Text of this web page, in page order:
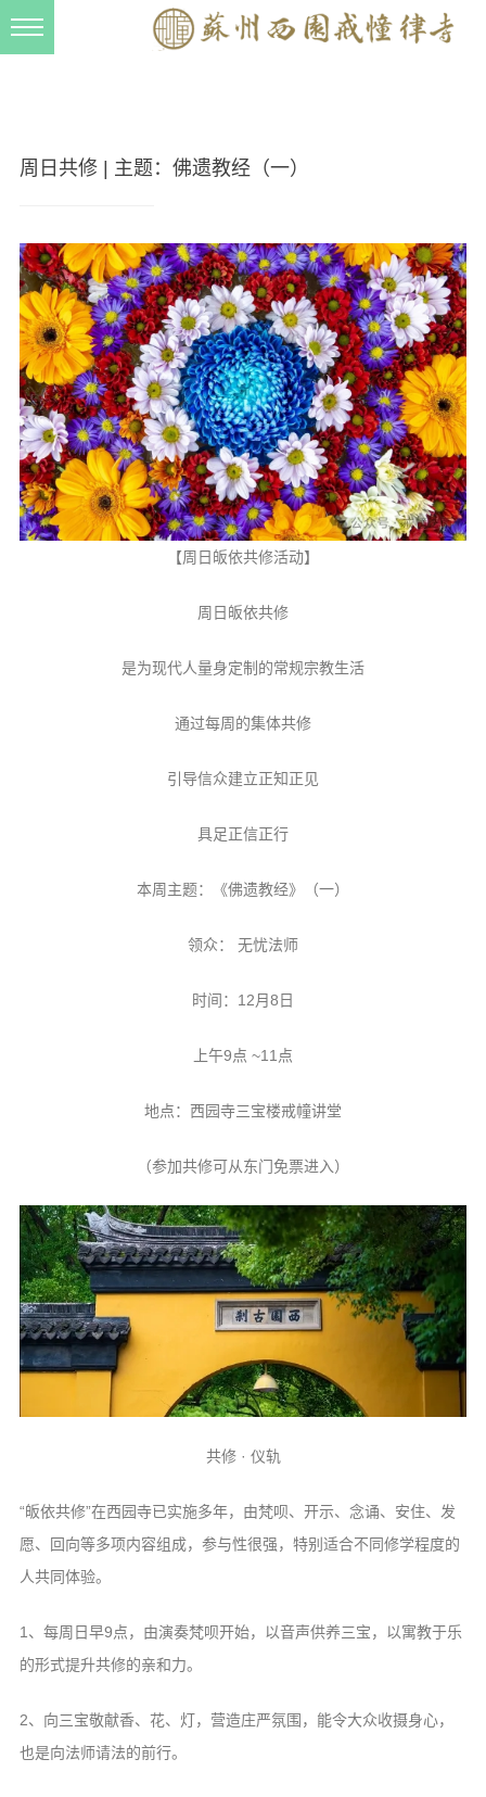
三风建设
寺院管理
戒幢春秋
档案管理
道风建设
法音宣流
音频视频
弘法书籍
西园法讯
观世音热线
教理研究
活动记录
搜索
周日共修 | 主题：佛遗教经（一）
【周日皈依共修活动】
周日皈依共修
是为现代人量身定制的常规宗教生活
通过每周的集体共修
引导信众建立正知正见
具足正信正行
本周主题：《佛遗教经》（一）
领众： 无忧法师
时间：12月8日
上午9点 ~11点
地点：西园寺三宝楼戒幢讲堂
（参加共修可从东门免票进入）
共修 · 仪轨
“皈依共修”在西园寺已实施多年，由梵呗、开示、念诵、安住、发
愿、回向等多项内容组成，参与性很强，特别适合不同修学程度的
人共同体验。
1、每周日早9点，由演奏梵呗开始，以音声供养三宝，以寓教于乐
的形式提升共修的亲和力。
2、向三宝敬献香、花、灯，营造庄严氛围，能令大众收摄身心，
也是向法师请法的前行。